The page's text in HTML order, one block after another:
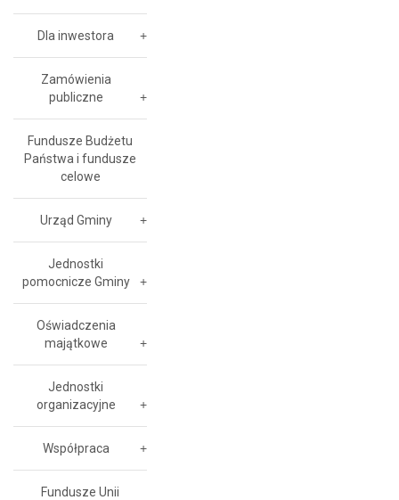
Dla inwestora
Zamówienia
publiczne
Fundusze Budżetu
Państwa i fundusze
celowe
Urząd Gminy
Jednostki
pomocnicze Gminy
Oświadczenia
majątkowe
Jednostki
organizacyjne
Współpraca
Fundusze Unii